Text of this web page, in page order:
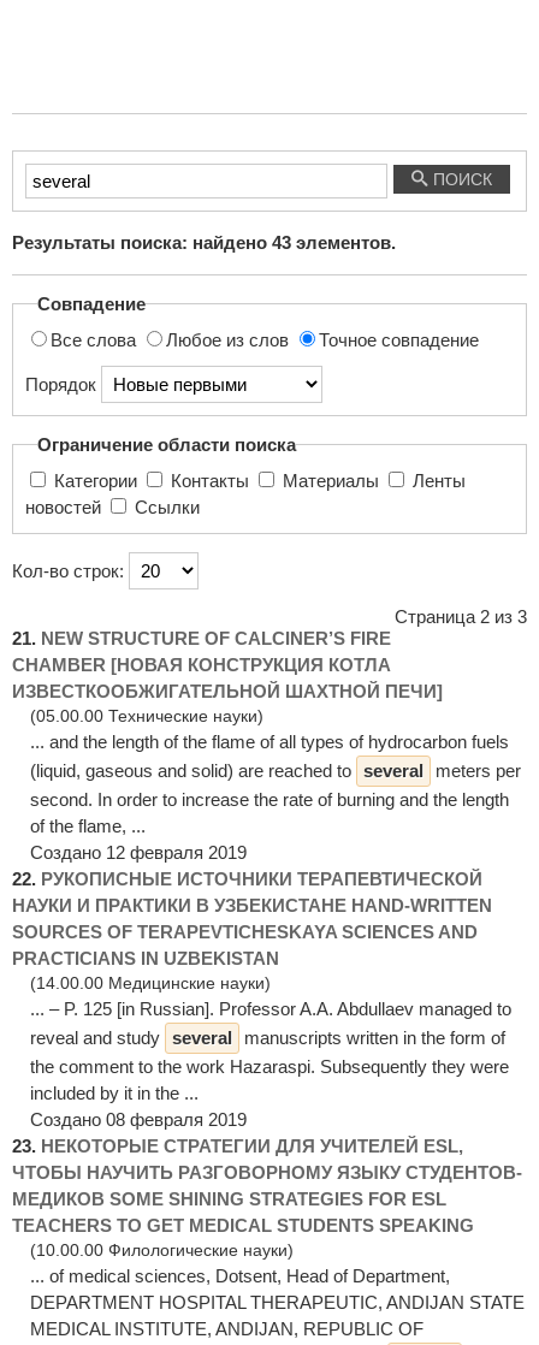
Введите
текст
поиска...
ПОИСК
Результаты поиска: найдено 43 элементов.
Совпадение
Все слова
Любое из слов Точное совпадение
Порядок
Ограничение области поиска
Категории
Контакты Материалы
новостей
Ссылки
Кол-во строк:
Страница 2 из 3
21. NEW STRUCTURE OF CALCINER’S FIRE
CHAMBER [НОВАЯ КОНСТРУКЦИЯ КОТЛА
ИЗВЕСТКООБЖИГАТЕЛЬНОЙ ШАХТНОЙ ПЕЧИ]
(05.00.00 Технические науки)
... and the length of the flame of all types of hydrocarbon fuels
(liquid, gaseous and solid) are reached to several
meters per
second. In order to increase the rate of burning and the length
of the flame, ...
Создано 12 февраля 2019
22. РУКОПИСНЫЕ ИСТОЧНИКИ ТЕРАПЕВТИЧЕСКОЙ
НАУКИ И ПРАКТИКИ В УЗБЕКИСТАНЕ HAND-WRITTEN
SOURCES OF TERAPEVTICHESKAYA SCIENCES AND
PRACTICIANS IN UZBEKISTAN
(14.00.00 Медицинские науки)
... ‒ P. 125 [in Russian]. Professor A.A. Abdullaev managed to
reveal and study several
manuscripts written in the form of
the comment to the work Hazaraspi. Subsequently they were
included by it in the ...
Создано 08 февраля 2019
23. НЕКОТОРЫЕ СТРАТЕГИИ ДЛЯ УЧИТЕЛЕЙ ESL,
ЧТОБЫ НАУЧИТЬ РАЗГОВОРНОМУ ЯЗЫКУ СТУДЕНТОВ-
МЕДИКОВ SOME SHINING STRATEGIES FOR ESL
TEACHERS TO GET MEDICAL STUDENTS SPEAKING
(10.00.00 Филологические науки)
... of medical sciences, Dotsent, Head of Department,
DEPARTMENT HOSPITAL THERAPEUTIC, ANDIJAN STATE
MEDICAL INSTITUTE, ANDIJAN, REPUBLIC OF